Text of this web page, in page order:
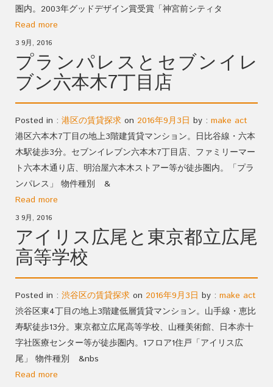
圏内。2003年グッドデザイン賞受賞「神宮前シティタ
Read more
3 9月, 2016
プランパレスとセブンイレ
ブン六本木7丁目店
Posted in : 港区の賃貸探求 on 2016年9月3日 by : make act
港区六本木7丁目の地上3階建賃貸マンション。日比谷線・六本
木駅徒歩3分。セブンイレブン六本木7丁目店、ファミリーマー
ト六本木通り店、明治屋六本木ストアー等が徒歩圏内。「プラ
ンパレス」 物件種別 &
Read more
3 9月, 2016
アイリス広尾と東京都立広尾
高等学校
Posted in : 渋谷区の賃貸探求 on 2016年9月3日 by : make act
渋谷区東4丁目の地上3階建低層賃貸マンション。山手線・恵比
寿駅徒歩13分。東京都立広尾高等学校、山種美術館、日本赤十
字社医療センター等が徒歩圏内。1フロア1住戸「アイリス広
尾」 物件種別 &nbs
Read more